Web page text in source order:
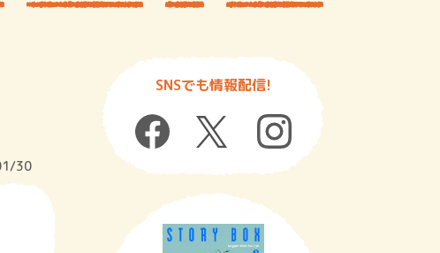
30
SNSでも情報配信!